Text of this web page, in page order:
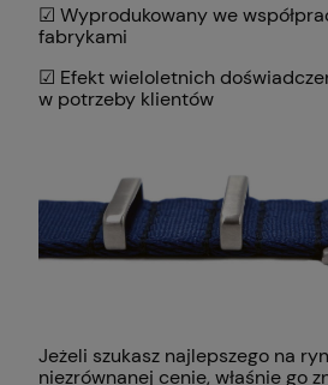
☑ Wyprodukowany we
fabrykami
☑ Efekt wieloletnich
w potrzeby klientów
Jeżeli szukasz najlepszego na
niezrównanej cenie, właśnie go